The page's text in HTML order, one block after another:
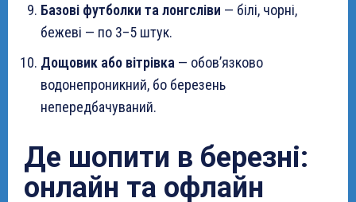
Базові футболки та лонгсліви — білі, чорні,
бежеві — по 3–5 штук.
Дощовик або вітрівка — обов’язково
водонепроникний, бо березень
непередбачуваний.
Де шопити в березні:
онлайн та офлайн